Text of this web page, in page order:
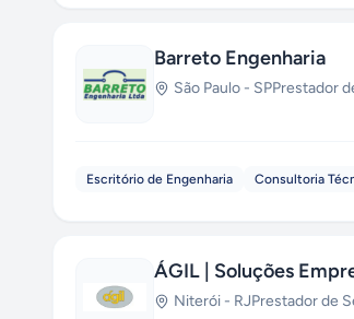
Barreto Engenharia
São Paulo - SPPrestador
Escritório de Engenharia Consultoria
ÁGIL | Soluções
Niterói - RJPrestador de